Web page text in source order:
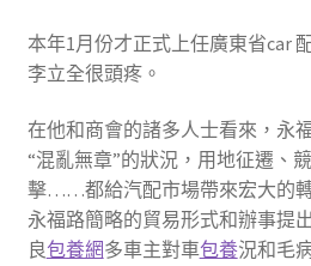
本年1月份才正式上任廣東省car
李立全很頭疼。
在他和商會的諸多人士看來，永
“混亂無章”的狀況，用地征遷、
擊……都給汽配市場帶來宏大的
永福路簡略的貿易形式和辦事提
良包養網多車主對車包養況和毛